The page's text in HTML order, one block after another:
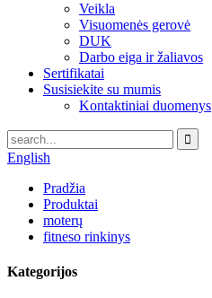
Veikla
Visuomenės gerovė
DUK
Darbo eiga ir žaliavos
Sertifikatai
Susisiekite su mumis
Kontaktiniai duomenys
English
Pradžia
Produktai
moterų
fitneso rinkinys
Kategorijos